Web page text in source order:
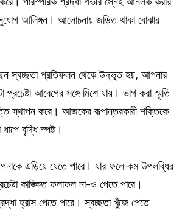
সুযোগ আলিঙ্গন। আলোচনায় জড়িত থাকা বোঝার
স্বচ্ছতা প্রতিফলন থেকে উদ্ভূত হয়, আপনার
প্রচেষ্টা আবেগের সঙ্গে মিশে যায়। ভাগ করা স্মৃতি
স্থাপন করে। আজকের রূপান্তরকারী শক্তিকে
বৃদ্ধি স্পষ্ট।
এড়িয়ে যেতে পারে। যার ফলে কম উপলব্ধির
কাঙ্ক্ষিত ফলাফল না-ও পেতে পারে।
হ্রাস পেতে পারে। স্বচ্ছতা খুঁজে পেতে